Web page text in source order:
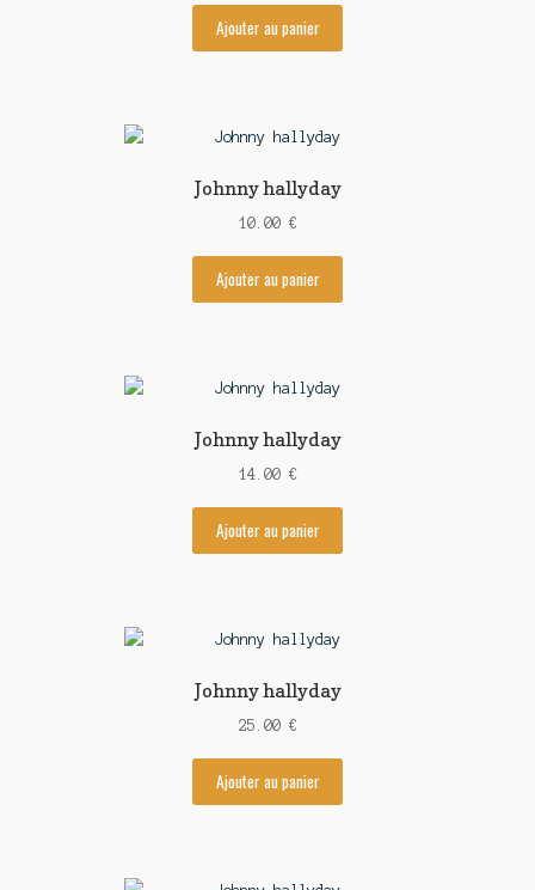
Ajouter au panier
Johnny hallyday
10.00 €
Ajouter au panier
Johnny hallyday
14.00 €
Ajouter au panier
Johnny hallyday
25.00 €
Ajouter au panier